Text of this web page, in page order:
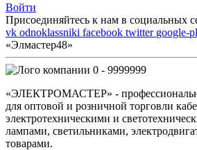
Войти
Присоединяйтесь к нам в социальных
vk odnoklassniki facebook twitter google-
«Элмастер48»
0 - 9999999
«ЭЛЕКТРОМАСТЕР» -
для оптовой и розничной торговли
электротехническими и
лампами, светильниками,
товарами.